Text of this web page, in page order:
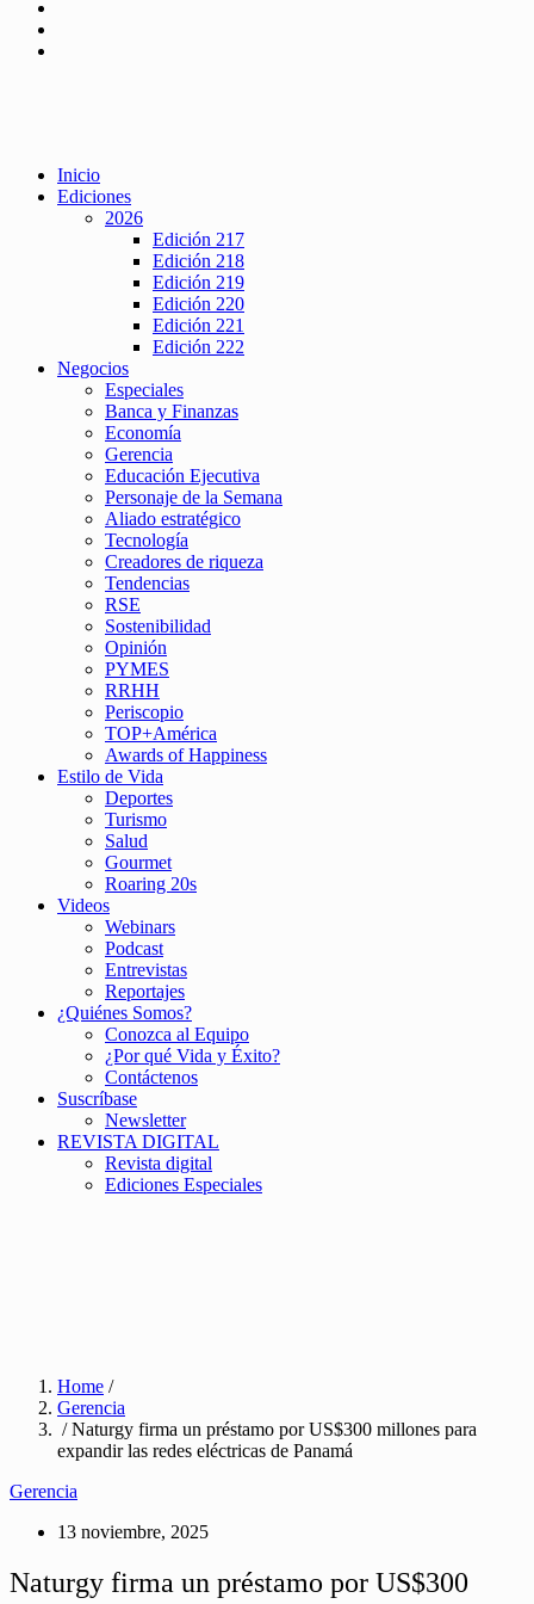
Inicio
Ediciones
2026
Edición 217
Edición 218
Edición 219
Edición 220
Edición 221
Edición 222
Negocios
Especiales
Banca y Finanzas
Economía
Gerencia
Educación Ejecutiva
Personaje de la Semana
Aliado estratégico
Tecnología
Creadores de riqueza
Tendencias
RSE
Sostenibilidad
Opinión
PYMES
RRHH
Periscopio
TOP+América
Awards of Happiness
Estilo de Vida
Deportes
Turismo
Salud
Gourmet
Roaring 20s
Videos
Webinars
Podcast
Entrevistas
Reportajes
¿Quiénes Somos?
Conozca al Equipo
¿Por qué Vida y Éxito?
Contáctenos
Suscríbase
Newsletter
REVISTA DIGITAL
Revista digital
Ediciones Especiales
Home /
Gerencia
/ Naturgy firma un préstamo por US$300 millones para
expandir las redes eléctricas de Panamá
Gerencia
13 noviembre, 2025
Naturgy firma un préstamo por US$300